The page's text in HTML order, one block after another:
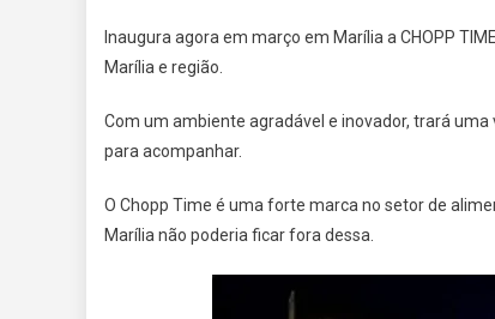
Inaugura agora em março em Marília a CHOPP
Marília e região.
Com um ambiente agradável e inovador, trará
para acompanhar.
O Chopp Time é uma forte marca no setor de
Marília não poderia ficar fora dessa.